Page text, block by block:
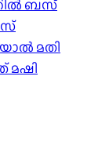
ബസ്
മതി​
മഷി